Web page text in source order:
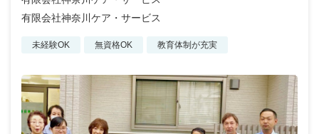
有限会社神奈川ケア・サービス
未経験OK 無資格OK 教育体制が充実